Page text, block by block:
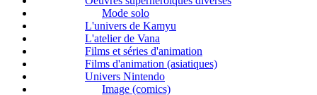
Mode solo
L'univers de Kamyu
L'atelier de Vana
Films et séries d'animation
Films d'animation (asiatiques)
Univers Nintendo
Image (comics)